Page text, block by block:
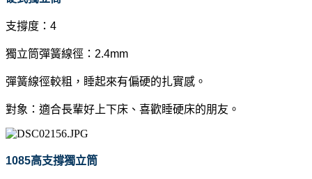
支撐度：4
獨立筒彈簧線徑：2.4mm
彈簧線徑較粗，睡起來有偏硬的扎實感。
對象：適合長輩好上下床、喜歡睡硬床的朋友。
1085高支撐獨立筒